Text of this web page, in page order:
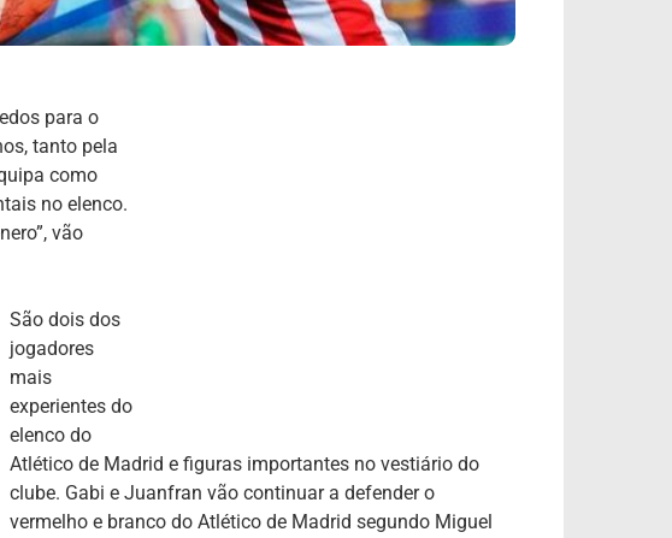
para o
tanto pela
como
no elenco.
vão
São dois dos
jogadores
mais
experientes do
elenco do
Atlético de Madrid e figuras importantes no vestiário do
clube. Gabi e Juanfran vão continuar a defender o
vermelho e branco do Atlético de Madrid segundo Miguel